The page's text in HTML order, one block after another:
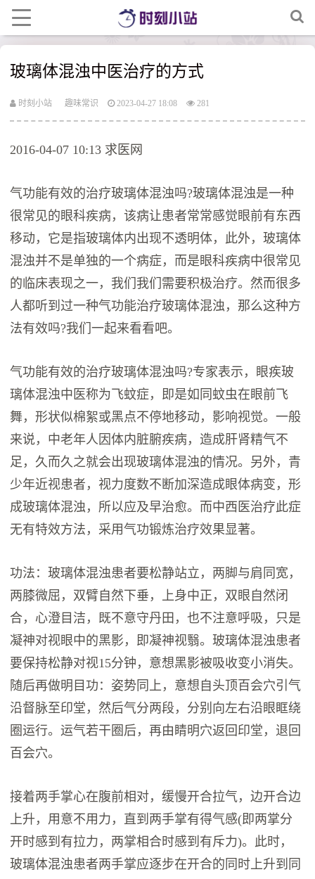
玻璃体混浊中医治疗的方式
时刻小站 趣味常识 2023-04-27 18:08 281
2016-04-07 10:13 求医网
气功能有效的治疗玻璃体混浊吗?玻璃体混浊是一种
很常见的眼科疾病，该病让患者常常感觉眼前有东西
移动，它是指玻璃体内出现不透明体，此外，玻璃体
混浊并不是单独的一个病症，而是眼科疾病中很常见
的临床表现之一，我们我们需要积极治疗。然而很多
人都听到过一种气功能治疗玻璃体混浊，那么这种方
法有效吗?我们一起来看看吧。
气功能有效的治疗玻璃体混浊吗?专家表示，眼疾玻
璃体混浊中医称为飞蚊症，即是如同蚊虫在眼前飞
舞，形状似棉絮或黑点不停地移动，影响视觉。一般
来说，中老年人因体内脏腑疾病，造成肝肾精气不
足，久而久之就会出现玻璃体混浊的情况。另外，青
少年近视患者，视力度数不断加深造成眼体病变，形
成玻璃体混浊，所以应及早治愈。而中西医治疗此症
无有特效方法，采用气功锻炼治疗效果显著。
功法：玻璃体混浊患者要松静站立，两脚与肩同宽，
两膝微屈，双臂自然下垂，上身中正，双眼自然闭
合，心澄目洁，既不意守丹田，也不注意呼吸，只是
凝神对视眼中的黑影，即凝神视翳。玻璃体混浊患者
要保持松静对视15分钟，意想黑影被吸收变小消失。
随后再做明目功：姿势同上，意想自头顶百会穴引气
沿督脉至印堂，然后气分两段，分别向左右沿眼眶绕
圈运行。运气若干圈后，再由睛明穴返回印堂，退回
百会穴。
接着两手掌心在腹前相对，缓慢开合拉气，边开合边
上升，用意不用力，直到两手掌有得气感(即两掌分
开时感到有拉力，两掌相合时感到有斥力)。此时，
玻璃体混浊患者两手掌应逐步在开合的同时上升到同